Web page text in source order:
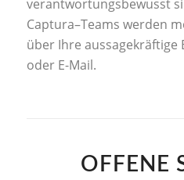
verantwortungsbewusst
Captura–Teams werden
über Ihre aussagekräftige
oder E-Mail.
OFFENE